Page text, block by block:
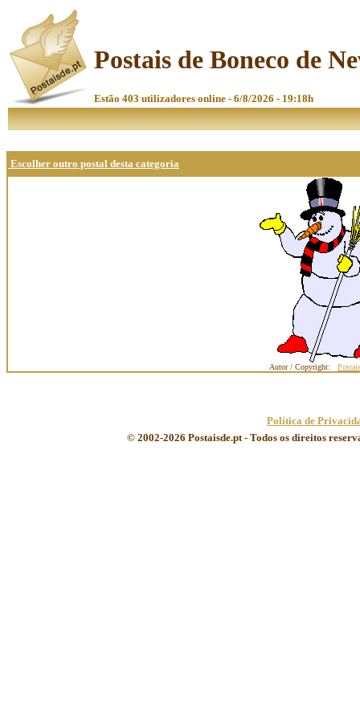
Postais de Boneco de
Estão 403 utilizadores online - 6/8/2026 - 19:18h
Escolher outro postal desta categoria
Autor / Copyright:
Política de
© 2002-2026 Postaisde.pt - Todos os direitos